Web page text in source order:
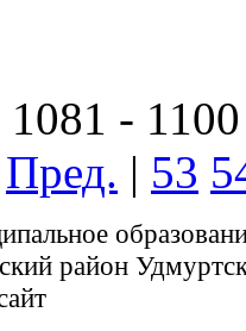
-
Пред. | 53
район